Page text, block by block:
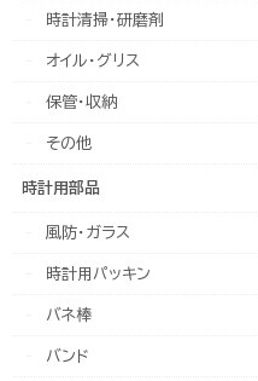
時計清掃・研磨剤
オイル・グリス
保管・収納
その他
時計用部品
風防・ガラス
時計用パッキン
バネ棒
バンド